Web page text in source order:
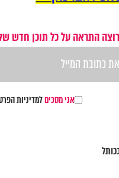
רוצה התראה על כל תוכן חדש
אני מסכיםלמדיניות